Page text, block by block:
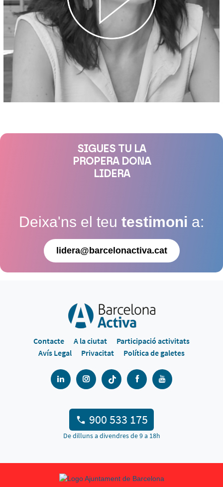
SIGUES TU LA
PROPERA DONA
LIDERA
Deixa'ns el teu testimoni a:
lidera@barcelonactiva.cat
Contacte A la ciutat
Participació activitats
Avís Legal
Privacitat Política de galetes
900 533 175
De dilluns a divendres de 9 a 18h